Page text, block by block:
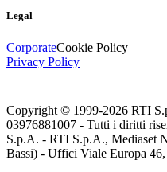
Legal
CorporateCookie Policy
Privacy Policy
Copyright © 1999-2026 RTI
03976881007 - Tutti i diritti
S.p.A. - RTI S.p.A., Mediaset
Bassi) - Uffici Viale Europa